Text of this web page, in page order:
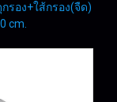
รอง+ใส้กรอง(จืด)
cm.